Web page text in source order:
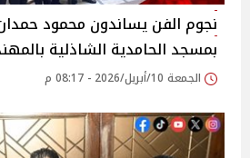
نجوم الفن يساندون محمود
بمسجد الحامدية الشاذلية
الجمعة 10/أبريل/2026 - 08:17 م